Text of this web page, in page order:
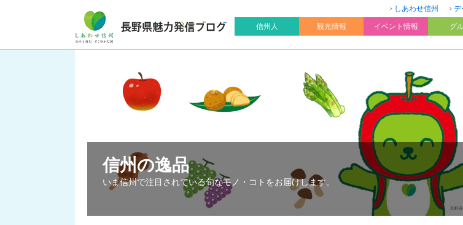
しあわせ信州 デ
信州人
観光情報 イベント情報 グ
信州の逸品
いま信州で注目されている旬なモノ・コトをお届けします。